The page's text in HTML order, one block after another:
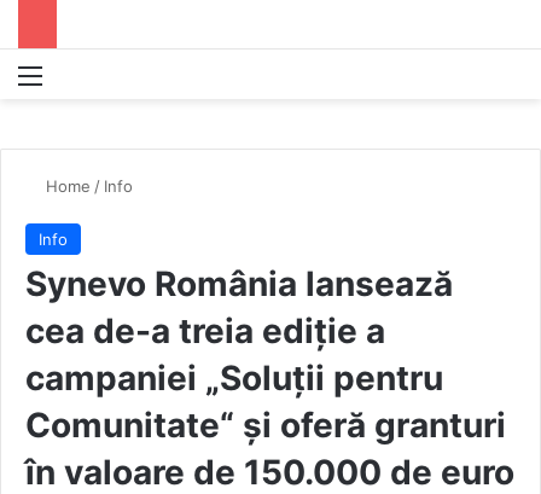
Home / Info
Info
Synevo România lansează
cea de-a treia ediție a
campaniei „Soluții pentru
Comunitate“ și oferă granturi
în valoare de 150.000 de euro